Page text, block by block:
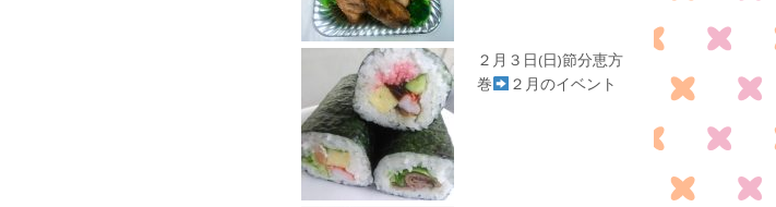
２月３日(日)節分恵方
巻
２月のイベント